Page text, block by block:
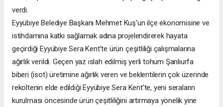
verdi.
Eyyübiye Belediye Başkanı Mehmet Kuş’un ilçe ekonomisine ve
istihdamına katkı sağlamak adına projelendirerek hayata
geçirdiği Eyyübiye Sera Kent’te ürün çeşitliliği çalışmalarına
ağırlık verildi. Geçen yaz ıslah edilmiş yerli tohum Şanlıurfa
biberi (isot) üretimine ağırlık veren ve beklentilerin çok üzerinde
rekoltenin elde edildiği Eyyübiye Sera Kent’te, yeni seraların
kurulması öncesinde ürün çeşitliliğini artırmaya yönelik yine